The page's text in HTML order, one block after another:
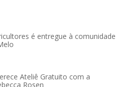
é entregue à comunidade
Ateliê Gratuito com a
Rosen